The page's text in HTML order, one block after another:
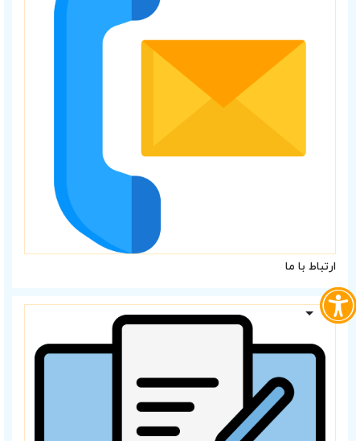
ارتباط با ما